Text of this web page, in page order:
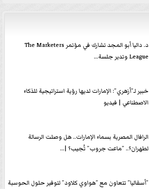
د. داليا أبو المجد تشارك في مؤتمر The Marketers
League وتدير جلسة...
خبير لـ”أزهري”: الإمارات لديها رؤية استراتيجية للذكاء
الاصطناعي | فيديو
الرافال المصرية بسماء الإمارات.. هل وصلت الرسالة
لطهران؟.. ”ماعت جروب” تُجيب؟ |...
”أسفاليا” تتعاون مع ”هواوي كلاود” لتوفير حلول الحوسبة